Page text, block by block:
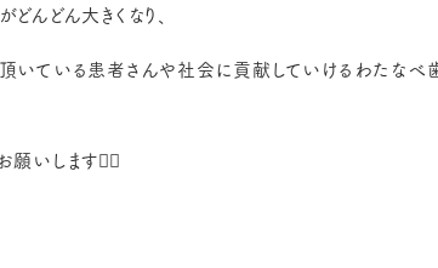
んどん大きくなり、
いている患者さんや社会に貢献していけるわたなべ歯
願いします🙇‍♀️